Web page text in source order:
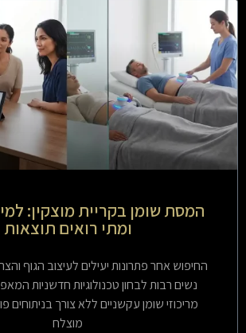
המסת שומן בקריית מוצקין:
ומתי רואים תוצאות
החיפוש אחר פתרונות יעילים לעיצוב הגוף
נשים רבות לבחון טכנולוגיות חדשניות
מריכוזי שומן עקשניים ללא צורך בניתוחים
מוצלח